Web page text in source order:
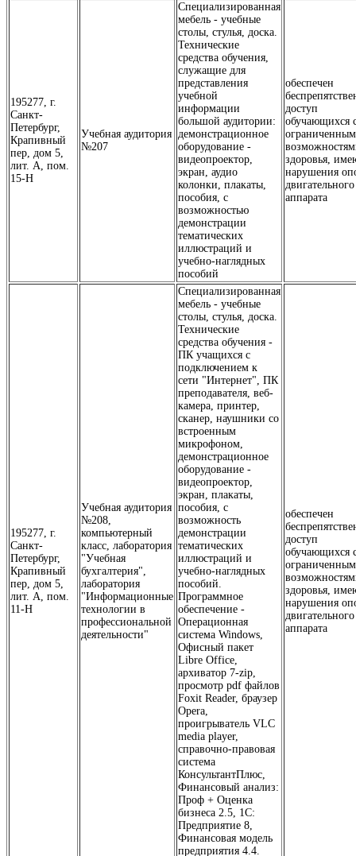
195277, г.
Санкт-
Петербург,
Крапивный
пер, дом 5,
лит. А, пом.
15-Н
Учебная аудитория
№207
Специализированная
мебель - учебные
столы, стулья, доска.
Технические
средства обучения,
служащие для
представления
учебной
информации
большой аудитории:
демонстрационное
оборудование -
видеопроектор,
экран, аудио
колонки, плакаты,
пособия, с
возможностью
демонстрации
тематических
иллюстраций и
учебно-наглядных
пособий
обеспечен
доступ
обучающихся
здоровья,
нарушения
двигательного
аппарата
195277, г.
Санкт-
Петербург,
Крапивный
пер, дом 5,
лит. А, пом.
11-Н
Учебная аудитория
№208,
компьютерный
класс, лаборатория
"Учебная
бухгалтерия",
лаборатория
"Информационные
технологии в
профессиональной
деятельности"
Специализированная
мебель - учебные
столы, стулья, доска.
Технические
средства обучения -
ПК учащихся с
подключением к
сети "Интернет", ПК
преподавателя, веб-
камера, принтер,
сканер, наушники со
встроенным
микрофоном,
демонстрационное
оборудование -
видеопроектор,
экран, плакаты,
пособия, с
возможность
демонстрации
тематических
иллюстраций и
учебно-наглядных
пособий.
Программное
обеспечение -
Операционная
система Windows,
Офисный пакет
Libre Office,
архиватор 7-zip,
просмотр pdf файлов
Foxit Reader, браузер
Opera,
проигрыватель VLC
media player,
справочно-правовая
система
КонсультантПлюс,
Финансовый анализ:
Проф + Оценка
бизнеса 2.5, 1С:
Предприятие 8,
Финансовая модель
предприятия 4.4.
обеспечен
доступ
обучающихся
здоровья,
нарушения
двигательного
аппарата